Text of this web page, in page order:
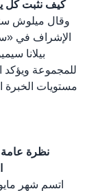
كيف نثبت كل
وقال ميلوش
الإشراف في
بيلانا
للمجموعة ويؤكد
مستويات الخبرة
نظرة عامة